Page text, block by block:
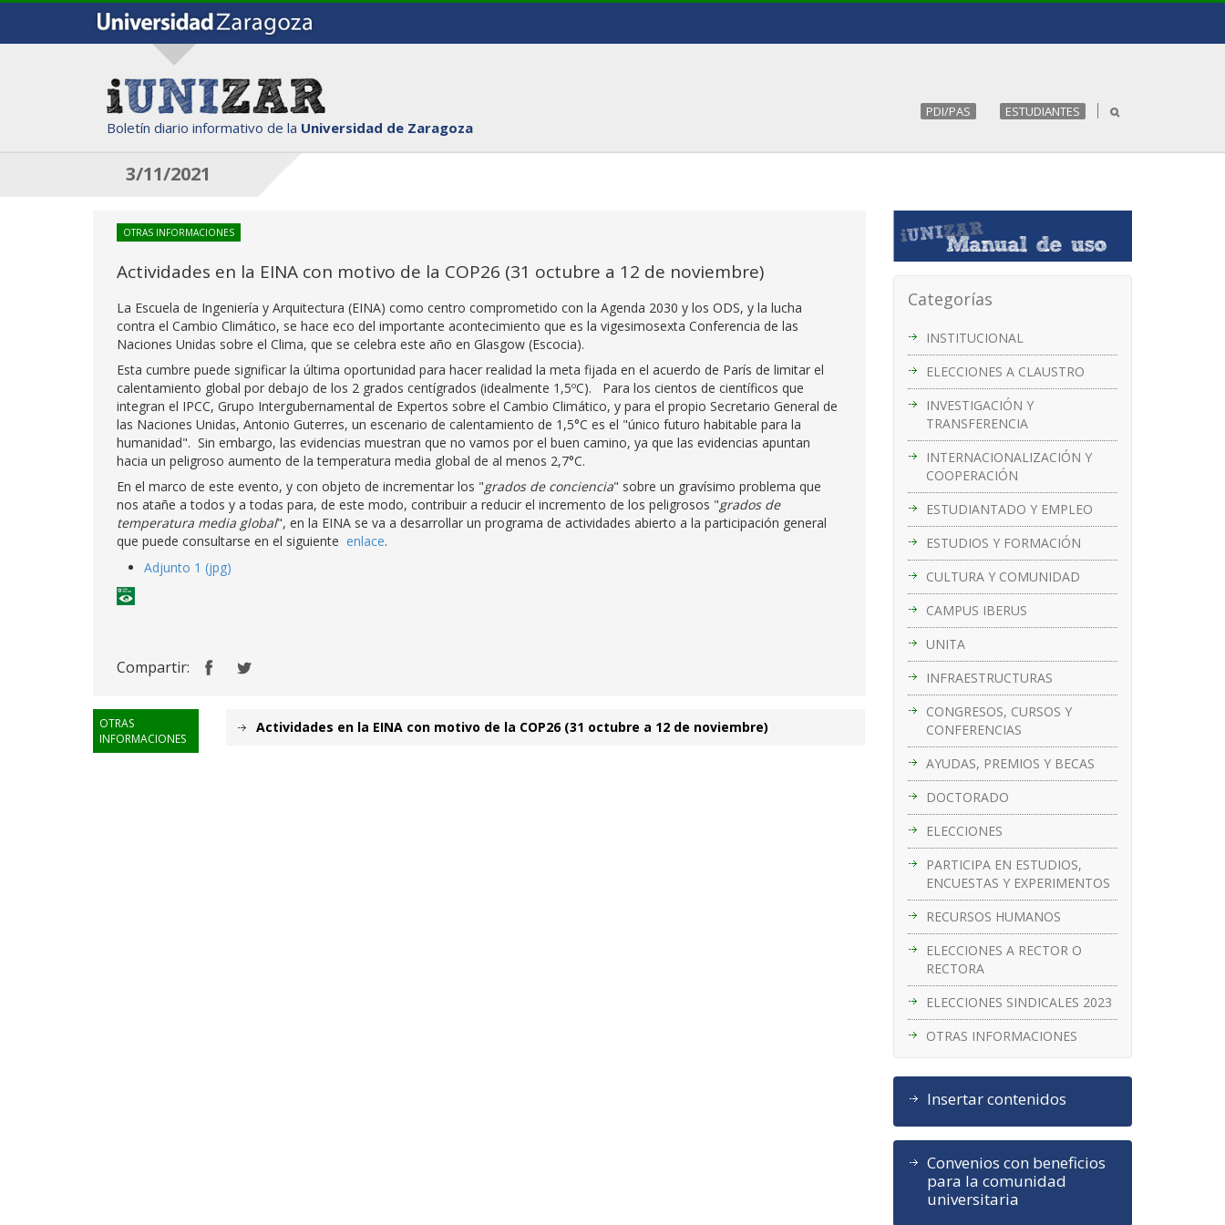
Boletín diario informativo de la Universidad de Zaragoza
PDI/PAS ESTUDIANTES
3/11/2021
Categorías
INSTITUCIONAL
ELECCIONES A CLAUSTRO
INVESTIGACIÓN Y
TRANSFERENCIA
INTERNACIONALIZACIÓN Y
COOPERACIÓN
ESTUDIANTADO Y EMPLEO
ESTUDIOS Y FORMACIÓN
CULTURA Y COMUNIDAD
CAMPUS IBERUS
UNITA
INFRAESTRUCTURAS
CONGRESOS, CURSOS Y
CONFERENCIAS
AYUDAS, PREMIOS Y BECAS
DOCTORADO
ELECCIONES
PARTICIPA EN ESTUDIOS,
ENCUESTAS Y EXPERIMENTOS
RECURSOS HUMANOS
ELECCIONES A RECTOR O
RECTORA
ELECCIONES SINDICALES 2023
OTRAS INFORMACIONES
Insertar contenidos
Convenios con beneficios
para la comunidad
universitaria
OTRAS INFORMACIONES
Actividades en la EINA con motivo de la COP26 (31 octubre a 12 de noviembre)
La Escuela de Ingeniería y Arquitectura (EINA) como centro comprometido con la Agenda 2030 y los ODS, y la lucha
contra el Cambio Climático, se hace eco del importante acontecimiento que es la vigesimosexta Conferencia de las
Naciones Unidas sobre el Clima, que se celebra este año en Glasgow (Escocia).
Esta cumbre puede significar la última oportunidad para hacer realidad la meta fijada en el acuerdo de París de limitar el
calentamiento global por debajo de los 2 grados centígrados (idealmente 1,5ºC). Para los cientos de científicos que
integran el IPCC, Grupo Intergubernamental de Expertos sobre el Cambio Climático, y para el propio Secretario General de
las Naciones Unidas, Antonio Guterres, un escenario de calentamiento de 1,5°C es el "único futuro habitable para la
humanidad". Sin embargo, las evidencias muestran que no vamos por el buen camino, ya que las evidencias apuntan
hacia un peligroso aumento de la temperatura media global de al menos 2,7°C.
En el marco de este evento, y con objeto de incrementar los "grados de conciencia" sobre un gravísimo problema que
nos atañe a todos y a todas para, de este modo, contribuir a reducir el incremento de los peligrosos "grados de
temperatura media global", en la EINA se va a desarrollar un programa de actividades abierto a la participación general
que puede consultarse en el siguiente enlace.
Adjunto 1 (jpg)
Compartir:
OTRAS
INFORMACIONES
Actividades en la EINA con motivo de la COP26 (31 octubre a 12 de noviembre)